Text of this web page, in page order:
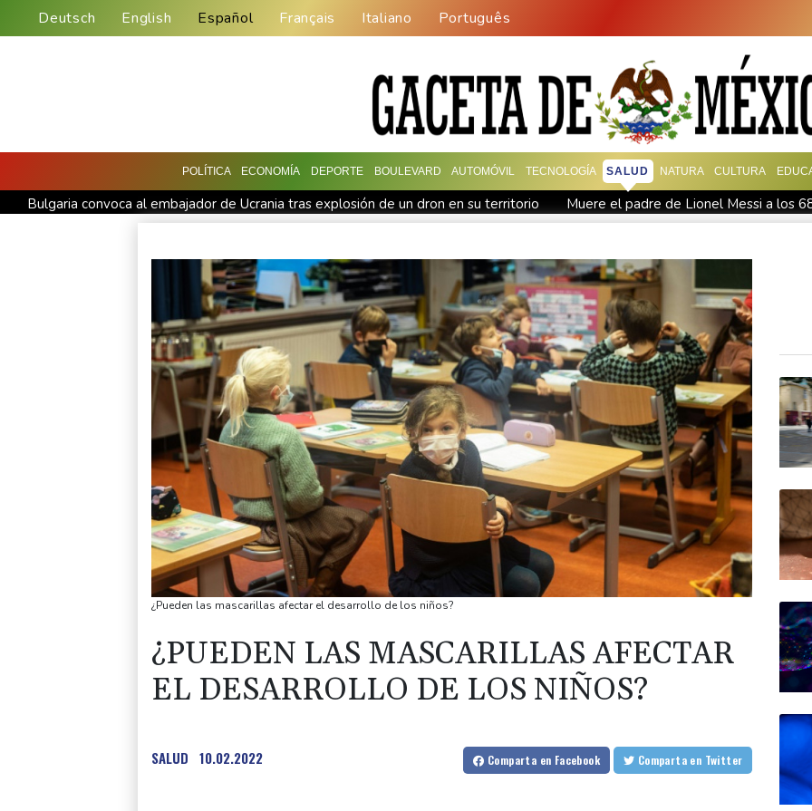
Deutsch English Español Français Italiano Português
POLÍTICA ECONOMÍA DEPORTE BOULEVARD AUTOMÓVIL TECNOLOGÍA SALUD NATURA CULTURA
Bulgaria convoca al embajador de Ucrania tras explosión de un dron en su territorio
Muere el padre de Lionel Messi a los
Muere el padre de Lionel Messi a los 68 años
Apple y OpenAI escalan su batalla legal por robo de secretos comerciales
Ucrania se despide de un voluntario que dedicó su vida a rescatar a los muertos
Canadá trata de adaptarse a un futuro de
Ucrania despide a un voluntario que dedicó su vida a rescatar a los muertos
Un dron entra en Bulgaria y estalla cerca de un
¿Pueden las mascarillas afectar el desarrollo de los niños?
¿PUEDEN LAS MASCARILLAS AFECTAR
EL DESARROLLO DE LOS NIÑOS?
SALUD 10.02.2022 Comparta en Facebook Comparta en Twitter